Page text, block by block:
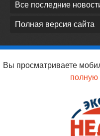
Все последние
Полная версия сайта
Вы просматриваете
полную